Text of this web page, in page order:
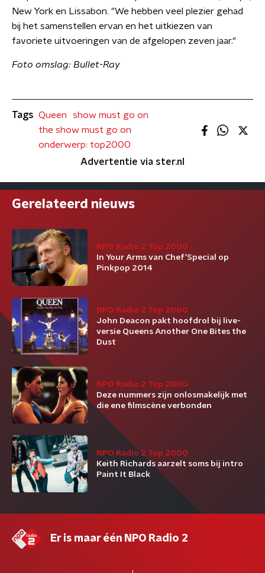
New York en Lissabon. "We hebben veel plezier gehad
bij het samenstellen ervan en het uitkiezen van
favoriete uitvoeringen van de afgelopen zeven jaar."
Foto omslag: Bullet-Ray
Tags Queen
show must go on
the show must go on
onderwerp: top2000
Advertentie via ster.nl
Gerelateerd nieuws
NPO Radio 2 Top 2000
In Your Arms van Chef'Special op
Pinkpop 2014
NPO Radio 2 Top 2000
John Deacon pakt hoofdrol bij live-
versie Queens Another One Bites the
Dust
NPO Radio 2 Top 2000
Deze nummers zijn onlosmakelijk met
die ene filmscène verbonden
NPO Radio 2 Top 2000
Keith Richards aarzelt soms bij intro
Paint It Black
Er is maar één NPO Radio 2